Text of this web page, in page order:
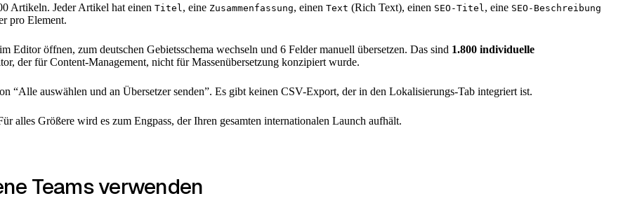
Artikeln. Jeder Artikel hat einen Titel, eine Zusammenfassung, einen Text (Rich Text), einen SEO-Titel, eine SEO-Beschreibung
pro Element.
Editor öffnen, zum deutschen Gebietsschema wechseln und 6 Felder manuell übersetzen. Das sind 1.800 individuelle
der für Content-Management, nicht für Massenübersetzung konzipiert wurde.
“Alle auswählen und an Übersetzer senden”. Es gibt keinen CSV-Export, der in den Lokalisierungs-Tab integriert ist.
alles Größere wird es zum Engpass, der Ihren gesamten internationalen Launch aufhält.
Teams verwenden